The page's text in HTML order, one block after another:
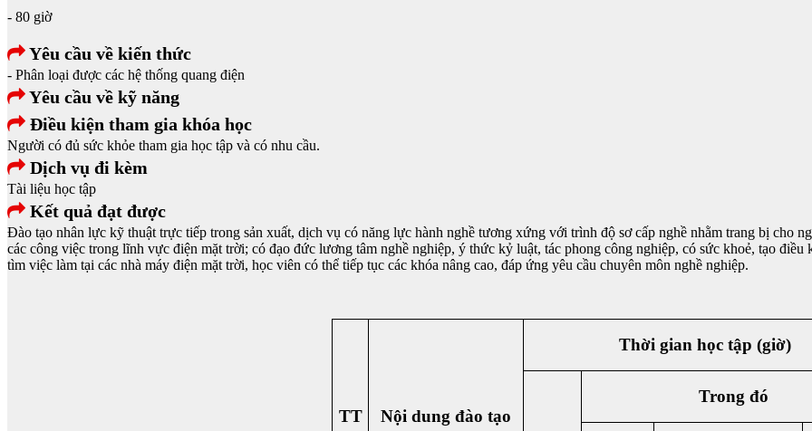
- 80 giờ
Yêu cầu về kiến thức
- Phân loại được các hệ thống quang điện
Yêu cầu về kỹ năng
Điều kiện tham gia khóa học
Người có đủ sức khỏe tham gia học tập và có nhu cầu.
Dịch vụ đi kèm
Tài liệu học tập
Kết quả đạt được
Đào tạo nhân lực kỹ thuật trực tiếp trong sản xuất, dịch vụ có năng lực hành nghề tương xứng với trình độ sơ cấp nghề nhằm trang bị cho
các công việc trong lĩnh vực điện mặt trời; có đạo đức lương tâm nghề nghiệp, ý thức kỷ luật, tác phong công nghiệp, có sức khoẻ, tạo
tìm việc làm tại các nhà máy điện mặt trời, học viên có thể tiếp tục các khóa nâng cao, đáp ứng yêu cầu chuyên môn nghề nghiệp.
TT Nội dung đào tạo
Thời gian học tập (giờ)
Trong đó